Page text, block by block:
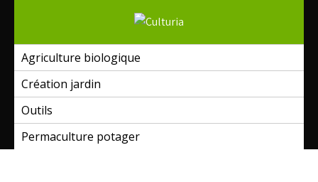
content
Culturia
Agriculture biologique
Création jardin
Outils
Permaculture potager